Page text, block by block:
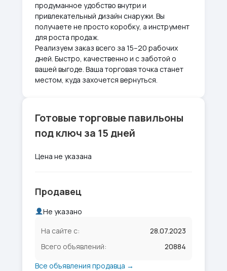
продуманное удобство внутри и
привлекательный дизайн снаружи. Вы
получаете не просто коробку, а инструмент
для роста продаж.
Реализуем заказ всего за 15–20 рабочих
дней. Быстро, качественно и с заботой о
вашей выгоде. Ваша торговая точка станет
местом, куда захочется вернуться.
Готовые торговые павильоны
под ключ за 15 дней
Цена не указана
Продавец
Не указано
На сайте с:
28.07.2023
Всего объявлений:
20884
Все объявления продавца →